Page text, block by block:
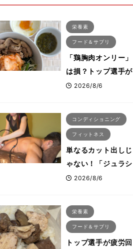
栄養素
フード＆サプリ
「鶏胸肉オンリー」
は損？トップ選手が
実践する疲労を残さ
活コンボ
2026/8/6
コンディショニング
フィットネス
単なるカット出しじ
ゃない！「ジュラシ
ック筋膜リリース」
ットした納得の理
由 木澤大祐が解説
2026/8/6
栄養素
フード＆サプリ
トップ選手が疲労回